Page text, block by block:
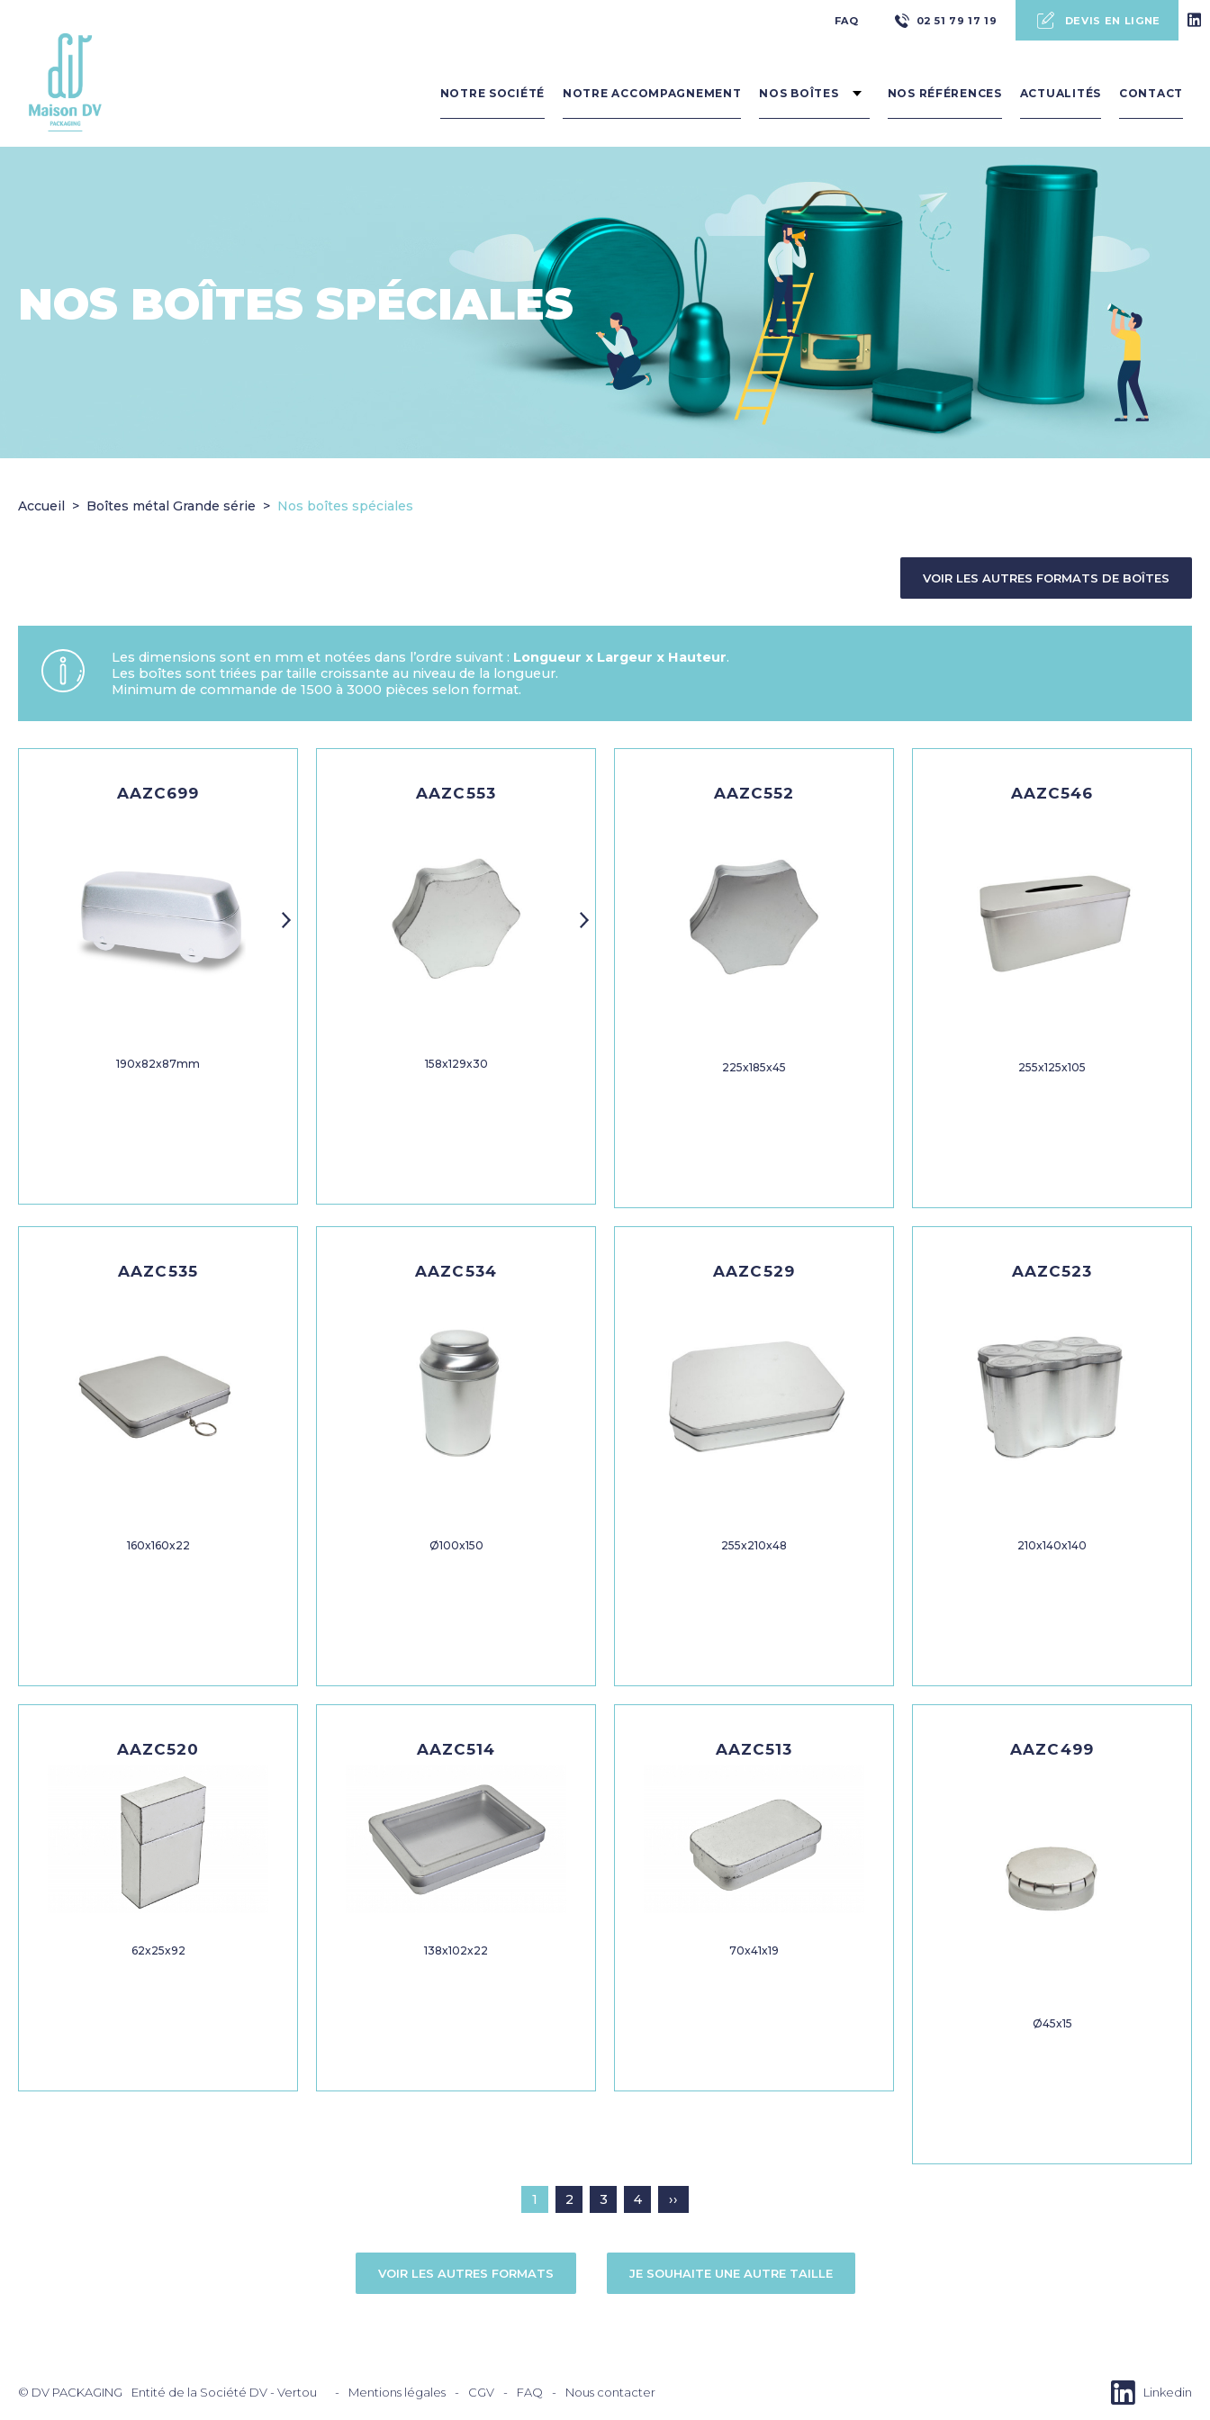
header
FAQ 02 51 79 17 19 DEVIS EN LIGNE
principale
NOTRE SOCIÉTÉ NOTRE ACCOMPAGNEMENT NOS BOÎTES NOS RÉFÉRENCES ACTUALITÉS CONTACT
NOS BOÎTES SPÉCIALES
Accueil Boîtes métal Grande série Nos boîtes spéciales
VOIR LES AUTRES FORMATS DE BOÎTES
Les dimensions sont en mm et notées dans l’ordre suivant : Longueur x Largeur x Hauteur.
Les boîtes sont triées par taille croissante au niveau de la longueur.
Minimum de commande de 1500 à 3000 pièces selon format.
AAZC699
190x82x87mm
AAZC553
158x129x30
AAZC552
225x185x45
AAZC546
255x125x105
AAZC535
160x160x22
AAZC534
Ø100x150
AAZC529
255x210x48
AAZC523
210x140x140
AAZC520
62x25x92
AAZC514
138x102x22
AAZC513
70x41x19
AAZC499
Ø45x15
Pagination
Page
1 Page
2 Page
3 Page
4
Page
››
VOIR LES AUTRES FORMATS JE SOUHAITE UNE AUTRE TAILLE
© DV PACKAGING
Entité de la Société DV - Vertou Mentions légales CGV FAQ Nous contacter Linkedin